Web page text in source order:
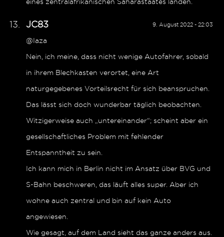
9. August 2022 - 22:03
JC83
@Iaza
Nein, ich meine, dass nicht wenige Autofahrer, sobald
in ihrem Blechkasten verortet, eine Art
naturgegebenes Vorteilsrecht für sich beanspruchen.
Das lässt sich doch wunderbar täglich beobachten.
Witzigerweise auch „untereinander“; scheint aber ein
gesellschaftliches Problem mit fehlender
Entspanntheit zu sein.
Ich kann mich in Berlin nicht im Ansatz über BVG und
S-Bahn beschweren, das läuft alles super. Aber ich
wohne auch zentral und bin auf kein Auto
angewiesen.
Wie gesagt, auf dem Land sieht das ganze anders aus.